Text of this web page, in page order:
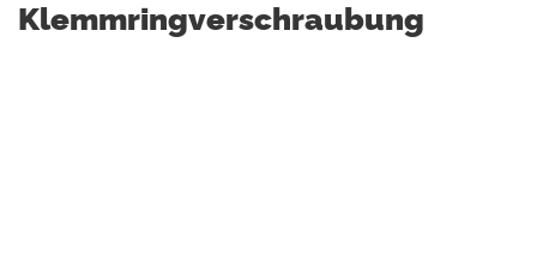
Klemmringverschraubung